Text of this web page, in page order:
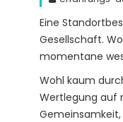
Eine
Gesellschaft.
momentane
Wohl kaum
Wertlegung auf